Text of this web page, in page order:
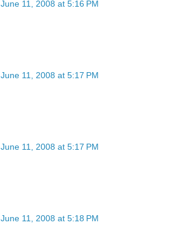
June 11, 2008 at 5:16 PM
June 11, 2008 at 5:17 PM
June 11, 2008 at 5:17 PM
June 11, 2008 at 5:18 PM